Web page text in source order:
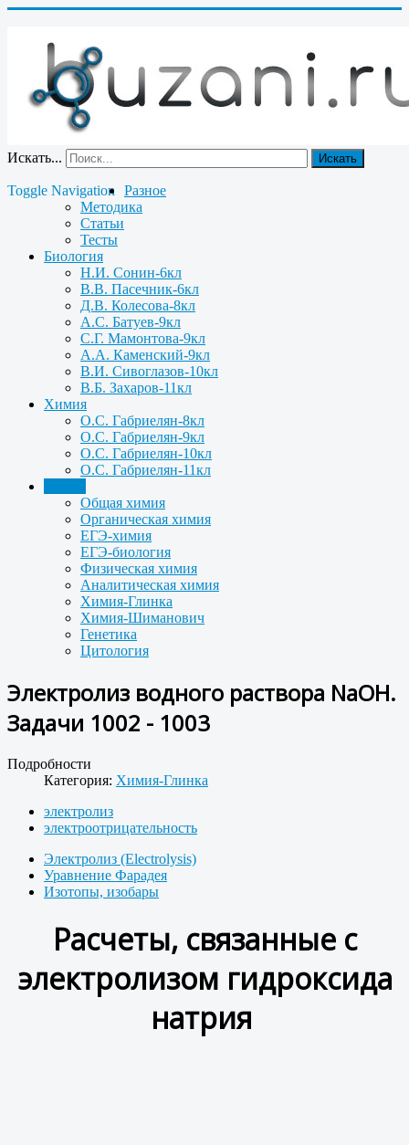
Искать... Искать
Toggle Navigation
Разное
Методика
Статьи
Тесты
Биология
Н.И. Сонин-6кл
В.В. Пасечник-6кл
Д.В. Колесова-8кл
А.С. Батуев-9кл
С.Г. Мамонтова-9кл
А.А. Каменский-9кл
В.И. Сивоглазов-10кл
В.Б. Захаров-11кл
Химия
О.С. Габриелян-8кл
О.С. Габриелян-9кл
О.С. Габриелян-10кл
О.С. Габриелян-11кл
Общая химия
Органическая химия
ЕГЭ-химия
ЕГЭ-биология
Физическая химия
Аналитическая химия
Химия-Глинка
Химия-Шиманович
Генетика
Цитология
Электролиз водного раствора NаОН.
Задачи 1002 - 1003
Подробности
Категория: Химия-Глинка
электролиз
электроотрицательность
Электролиз (Electrolysis)
Уравнение Фарадея
Изотопы, изобары
Расчеты, связанные с
электролизом гидроксида
натрия